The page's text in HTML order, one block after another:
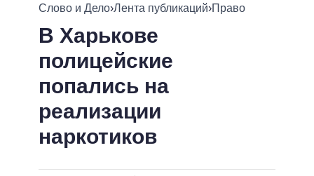
НОВОСТИ
ЛЕНТА
СОБЫТИЯ
СТАТЬИ
ОБЗОРЫ
ДАЙДЖЕСТЫ
ЭКОНОМИКА
ОБЕЩАНИЯ
ПОЛИТИКИ
ПРЕЗИДЕНТ И ОФИС
ВЕРХОВНАЯ РАДА
ВИДЕО
Слово и Дело›Лента публикаций›Право
В Харькове
полицейские
попались на
реализации
наркотиков